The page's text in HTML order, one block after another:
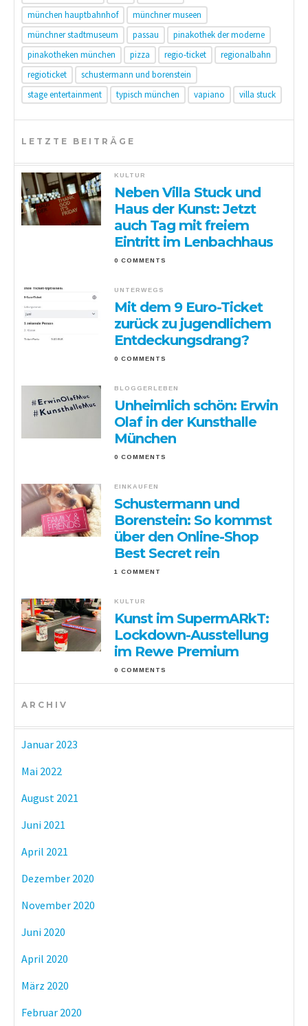
münchen hauptbahnhof
münchner museen
münchner stadtmuseum
passau
pinakothek der moderne
pinakotheken münchen
pizza regio-ticket
regionalbahn
regioticket
schustermann und borenstein
stage entertainment
typisch münchen vapiano villa stuck
LETZTE BEITRÄGE
KULTUR
Neben Villa Stuck und
Haus der Kunst: Jetzt
auch Tag mit freiem
Eintritt im Lenbachhaus
0 COMMENTS
UNTERWEGS
Mit dem 9 Euro-Ticket
zurück zu jugendlichem
Entdeckungsdrang?
0 COMMENTS
BLOGGERLEBEN
Unheimlich schön: Erwin
Olaf in der Kunsthalle
München
0 COMMENTS
EINKAUFEN
Schustermann und
Borenstein: So kommst
über den Online-Shop
Best Secret rein
1 COMMENT
KULTUR
Kunst im SupermARkT:
Lockdown-Ausstellung
im Rewe Premium
0 COMMENTS
ARCHIV
Januar 2023
Mai 2022
August 2021
Juni 2021
April 2021
Dezember 2020
November 2020
Juni 2020
April 2020
März 2020
Februar 2020